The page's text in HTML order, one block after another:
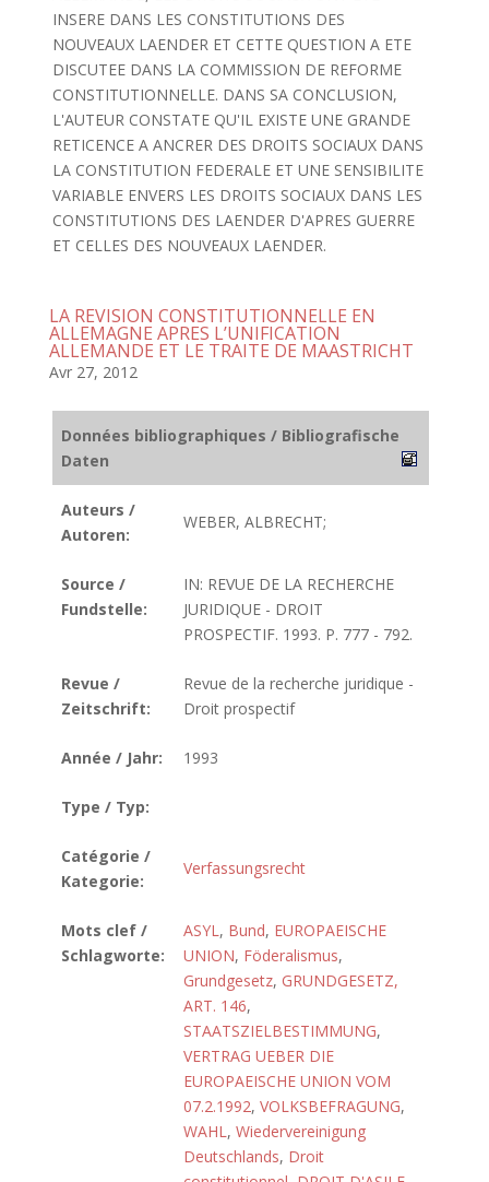
INSERE DANS LES CONSTITUTIONS DES
NOUVEAUX LAENDER ET CETTE QUESTION A ETE
DISCUTEE DANS LA COMMISSION DE REFORME
CONSTITUTIONNELLE. DANS SA CONCLUSION,
L'AUTEUR CONSTATE QU'IL EXISTE UNE GRANDE
RETICENCE A ANCRER DES DROITS SOCIAUX DANS
LA CONSTITUTION FEDERALE ET UNE SENSIBILITE
VARIABLE ENVERS LES DROITS SOCIAUX DANS LES
CONSTITUTIONS DES LAENDER D'APRES GUERRE
ET CELLES DES NOUVEAUX LAENDER.
LA REVISION CONSTITUTIONNELLE EN
ALLEMAGNE APRES L’UNIFICATION
ALLEMANDE ET LE TRAITE DE MAASTRICHT
Avr 27, 2012
Données bibliographiques / Bibliografische
Daten
Auteurs /
Autoren:
WEBER, ALBRECHT;
Source /
Fundstelle:
IN: REVUE DE LA RECHERCHE
JURIDIQUE - DROIT
PROSPECTIF. 1993. P. 777 - 792.
Revue /
Zeitschrift:
Revue de la recherche juridique -
Droit prospectif
Année / Jahr: 1993
Type / Typ:
Catégorie /
Kategorie:
Verfassungsrecht
Mots clef /
Schlagworte:
ASYL, Bund, EUROPAEISCHE
UNION, Föderalismus,
Grundgesetz, GRUNDGESETZ,
ART. 146,
STAATSZIELBESTIMMUNG,
VERTRAG UEBER DIE
EUROPAEISCHE UNION VOM
07.2.1992, VOLKSBEFRAGUNG,
WAHL, Wiedervereinigung
Deutschlands, Droit